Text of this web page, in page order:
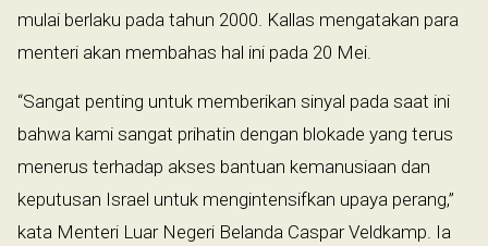
mulai berlaku pada tahun 2000. Kallas mengatakan para
menteri akan membahas hal ini pada 20 Mei.
“Sangat penting untuk memberikan sinyal pada saat ini
bahwa kami sangat prihatin dengan blokade yang terus
menerus terhadap akses bantuan kemanusiaan dan
keputusan Israel untuk mengintensifkan upaya perang,”
kata Menteri Luar Negeri Belanda Caspar Veldkamp. Ia